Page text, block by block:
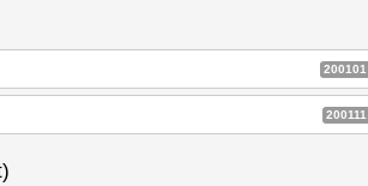
200101
182a_k150
200111